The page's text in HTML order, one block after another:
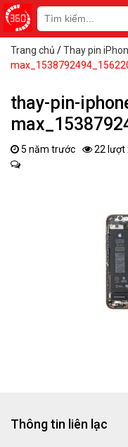
Trang chủ /Thay pin
thay-pin-
5 năm trước 22 lượt
Thông tin liên lạc